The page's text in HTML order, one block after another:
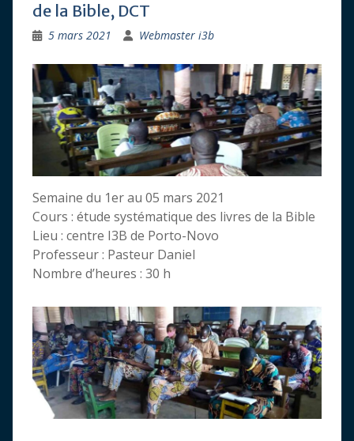
de la Bible, DCT
5 mars 2021 Webmaster i3b
Semaine du 1er au 05 mars 2021
Cours : étude systématique des livres de la Bible
Lieu : centre I3B de Porto-Novo
Professeur : Pasteur Daniel
Nombre d’heures : 30 h